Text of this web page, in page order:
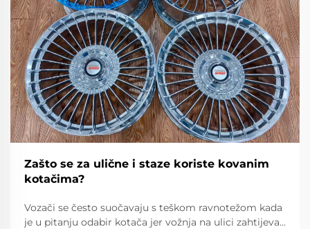
Zašto se za ulične i staze koriste kovanim
kotačima?
Vozači se često suočavaju s teškom ravnotežom kada
je u pitanju odabir kotača jer vožnja na ulici zahtijeva